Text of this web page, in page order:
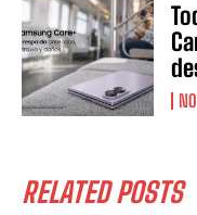
RELATED POSTS